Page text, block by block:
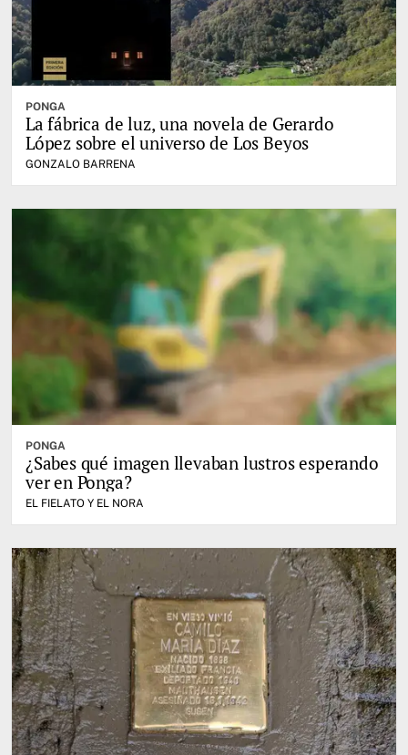
PONGA
La fábrica de luz, una novela de Gerardo
López sobre el universo de Los Beyos
GONZALO BARRENA
PONGA
¿Sabes qué imagen llevaban lustros esperando
ver en Ponga?
EL FIELATO Y EL NORA